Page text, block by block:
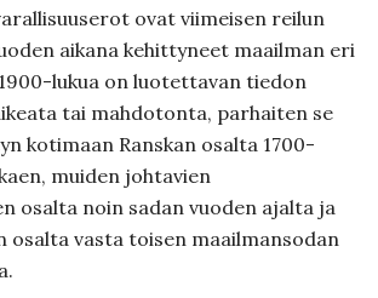
ovat viimeisen reilun
aikana kehittyneet maailman eri
lukua on luotettavan tiedon
tai mahdotonta, parhaiten se
kotimaan Ranskan osalta 1700-
muiden johtavien
osalta noin sadan vuoden ajalta ja
osalta vasta toisen maailmansodan